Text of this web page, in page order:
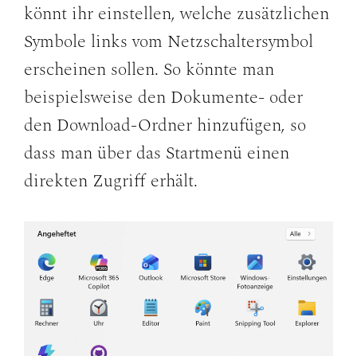
könnt ihr einstellen, welche zusätzlichen
Symbole links vom Netzschaltersymbol
erscheinen sollen. So könnte man
beispielsweise den Dokumente- oder
den Download-Ordner hinzufügen, so
dass man über das Startmenü einen
direkten Zugriff erhält.